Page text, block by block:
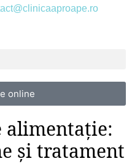
online
alimentaţie:
şi tratament